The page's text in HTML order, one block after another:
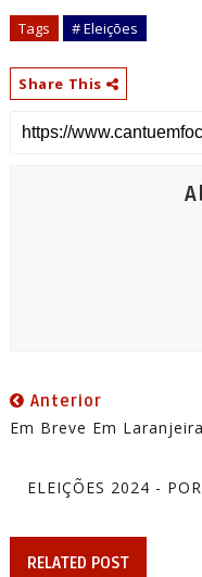
Tags # Eleições
Share This
Anterior
Em Breve Em
ELEIÇÕES 2024 -
RELATED POST